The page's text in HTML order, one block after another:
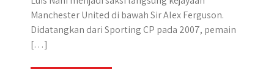
Manchester United di bawah Sir Alex Ferguson.
Didatangkan dari Sporting CP pada 2007, pemain
[…]